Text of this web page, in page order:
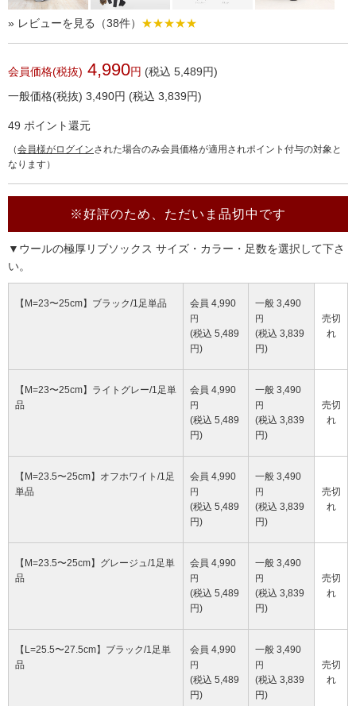
» レビューを見る（38件） ★★★★★
会員価格(税抜) 4,990円 (税込 5,489円)
一般価格(税抜) 3,490円 (税込 3,839円)
49 ポイント還元
（会員様がログインされた場合のみ会員価格が適用されポイント付与の対象と
なります）
※好評のため、ただいま品切中です
▼ウールの極厚リブソックス サイズ・カラー・足数を選択して下さ
い。
【M=23〜25cm】ブラック/1足単品 会員 4,990
円
(税込 5,489
円)
一般 3,490
円
(税込 3,839
円)
売切
れ
【M=23〜25cm】ライトグレー/1足単
品
会員 4,990
円
(税込 5,489
円)
一般 3,490
円
(税込 3,839
円)
売切
れ
【M=23.5〜25cm】オフホワイト/1足
単品
会員 4,990
円
(税込 5,489
円)
一般 3,490
円
(税込 3,839
円)
売切
れ
【M=23.5〜25cm】グレージュ/1足単
品
会員 4,990
円
(税込 5,489
円)
一般 3,490
円
(税込 3,839
円)
売切
れ
【L=25.5〜27.5cm】ブラック/1足単
品
会員 4,990
円
(税込 5,489
円)
一般 3,490
円
(税込 3,839
円)
売切
れ